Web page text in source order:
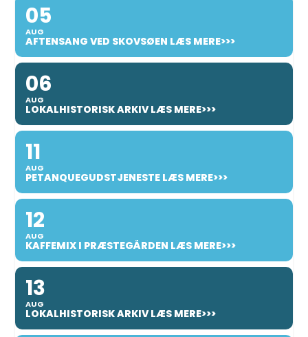
05
AUG
AFTENSANG VED SKOVSØEN LÆS MERE>>>
06
AUG
LOKALHISTORISK ARKIV LÆS MERE>>>
11
AUG
PETANQUEGUDSTJENESTE LÆS MERE>>>
12
AUG
KAFFEMIX I PRÆSTEGÅRDEN LÆS MERE>>>
13
AUG
LOKALHISTORISK ARKIV LÆS MERE>>>